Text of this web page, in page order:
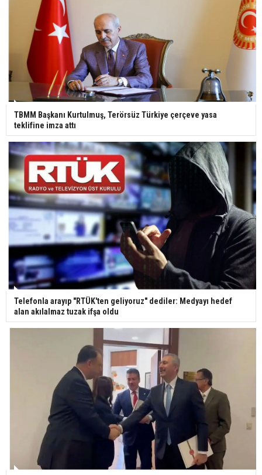
Bilim kurgu gerçekleşiyor... Dondurulmuş
insanları hayata döndürecek keşif
Ünlü türkücü Mahmut Tuncer estetik operasyon
geçirdi: Son hali gündem oldu
Yerli turist 229,7 milyar lira seyahat harcaması
yaptı
Gazze'deki Sağlık Bakanlığı duyurdu: Vahşetin
pençesinde 2 salgın vaka tespit edildi
TBMM Başkanı Kurtulmuş, Terörsüz Türkiye çerçeve yasa
teklifine imza attı
Telefonla arayıp "RTÜK'ten geliyoruz" dediler: Medyayı hedef
alan akılalmaz tuzak ifşa oldu